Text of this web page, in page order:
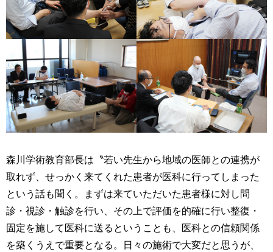
森川学術教育部長は〝若い先生から地域の医師との連携が
取れず、せっかく来てくれた患者が医科に行ってしまった
という話も聞く。まずは来ていただいた患者様に対し問
診・視診・触診を行い、その上で評価を的確に行い整復・
固定を施して医科に送るということも、医科との信頼関係
を築くうえで重要となる。日々の施術で大変だと思うが、